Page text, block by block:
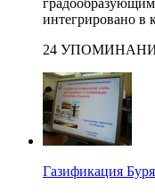
градообразующим
интегрировано в
24 УПОМИНАНИЙ
Газификация